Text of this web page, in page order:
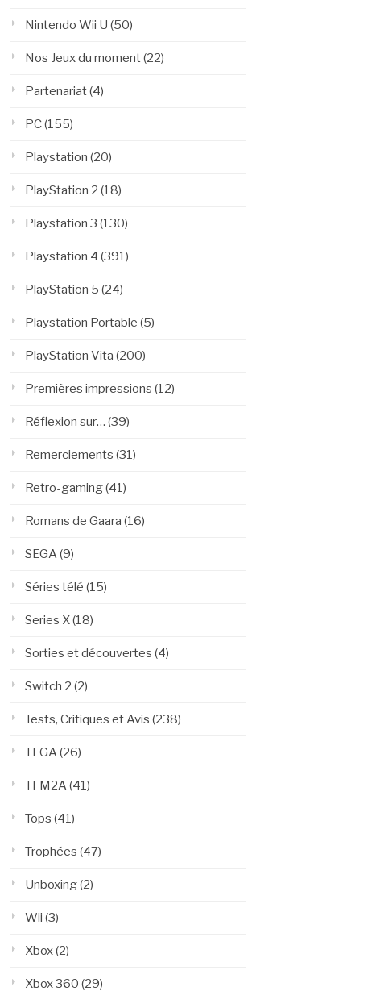
Nintendo Wii U (50)
Nos Jeux du moment(22)
Partenariat(4)
PC(155)
Playstation (20)
PlayStation 2 (18)
Playstation 3 (130)
Playstation 4 (391)
PlayStation 5 (24)
Playstation Portable (5)
PlayStation Vita (200)
Premières impressions (12)
Réflexion sur… (39)
Remerciements (31)
Retro-gaming(41)
Romans de Gaara (16)
SEGA (9)
Séries télé (15)
Series X(18)
Sorties et découvertes (4)
Switch 2 (2)
Tests, Critiques et Avis (238)
TFGA (26)
TFM2A (41)
Tops (41)
Trophées (47)
Unboxing(2)
Wii (3)
Xbox(2)
Xbox 360 (29)